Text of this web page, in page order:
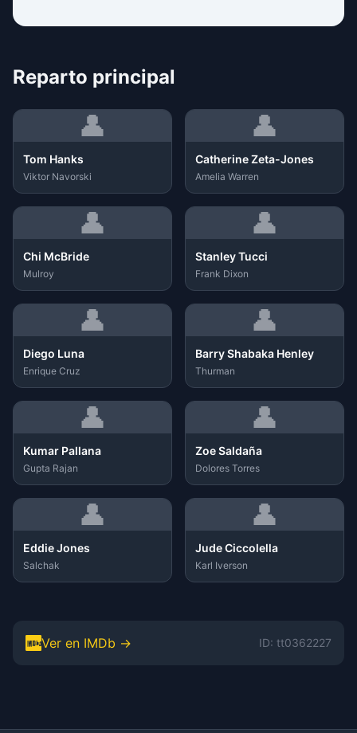
Reparto principal
👤
Tom Hanks
Viktor Navorski
👤
Catherine Zeta-Jones
Amelia Warren
👤
Chi McBride
Mulroy
👤
Stanley Tucci
Frank Dixon
👤
Diego Luna
Enrique Cruz
👤
Barry Shabaka Henley
Thurman
👤
Kumar Pallana
Gupta Rajan
👤
Zoe Saldaña
Dolores Torres
👤
Eddie Jones
Salchak
👤
Jude Ciccolella
Karl Iverson
Ver en IMDb → ID: tt0362227